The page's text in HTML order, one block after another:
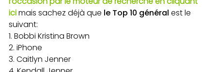
icimais sachez déjà que le Top 10 général est le
suivant:
Bobbi Kristina Brown
iPhone
Caitlyn Jenner